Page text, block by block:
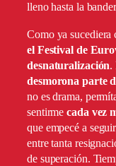
lleno hasta la
Como ya sucediera
el Festival de
desnaturalización.
desmorona parte
no es drama,
sentirmecada vez
que empecé a
entre tanta
de superación.